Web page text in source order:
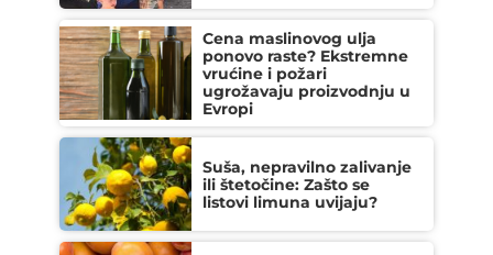
Cena maslinovog ulja
ponovo raste? Ekstremne
vrućine i požari
ugrožavaju proizvodnju u
Evropi
Suša, nepravilno zalivanje
ili štetočine: Zašto se
listovi limuna uvijaju?